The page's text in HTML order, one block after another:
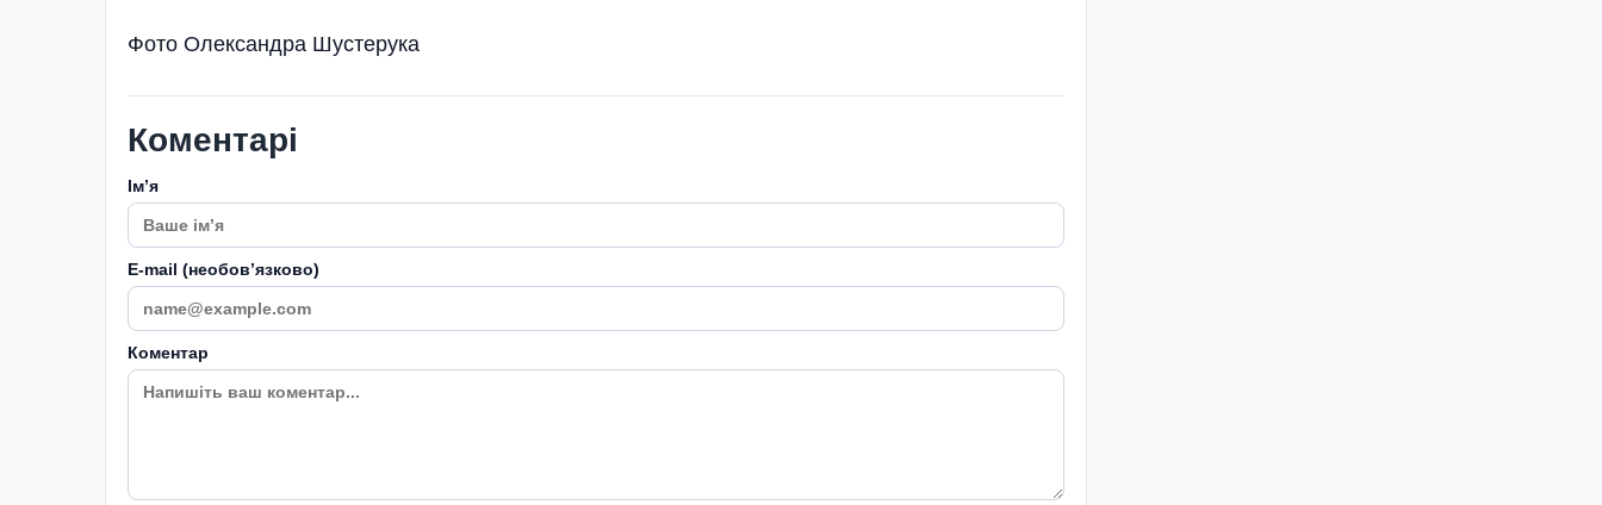
Фото Олександра Шустерука
Коментарі
Імʼя
E-mail (необовʼязково)
Коментар